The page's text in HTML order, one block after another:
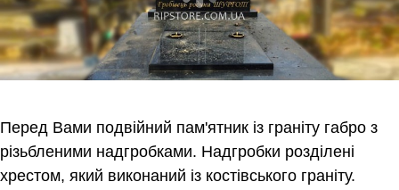
Перед Вами подвійний пам'ятник із граніту габро з
різьбленими надгробками. Надгробки розділені
хрестом, який виконаний із костівського граніту.